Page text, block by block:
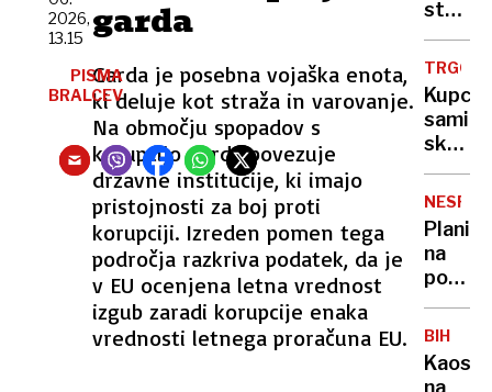
garda
Garda je posebna vojaška enota,
ki deluje kot straža in varovanje.
Na območju spopadov s
korupcijo garda povezuje
državne institucije, ki imajo
pristojnosti za boj proti
korupciji. Izreden pomen tega
področja razkriva podatek, da je
v EU ocenjena letna vrednost
izgub zaradi korupcije enaka
vrednosti letnega proračuna EU.
2026,
13.15
PISMA
BRALCEV
tudi
air
močan
število
žrtev
vse
večje
Kupci
sami
in
bi
bilo
prav,
da
zato
dobijo
na
poti
na
Triglav
zdrsnil
v
BIH
Kaos
na